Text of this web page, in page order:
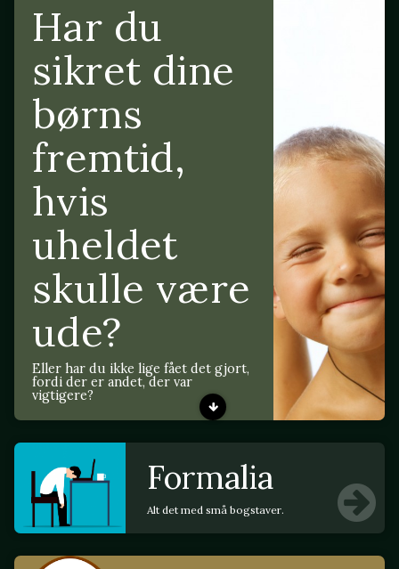
Har du
sikret dine
børns
fremtid,
hvis
uheldet
skulle være
ude?
Eller har du ikke lige fået det gjort,
fordi der er andet, der var
vigtigere?
Formalia
Alt det med små bogstaver.